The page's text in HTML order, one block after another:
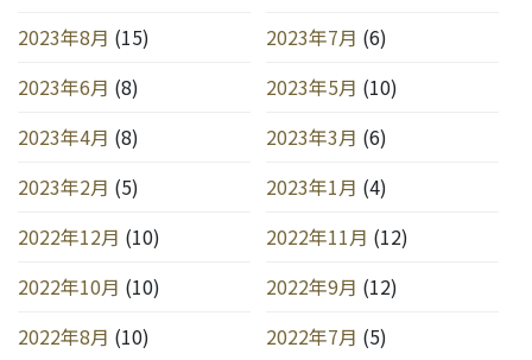
2023年8月 (15) 2023年7月 (6)
2023年6月 (8) 2023年5月 (10)
2023年4月 (8) 2023年3月 (6)
2023年2月 (5) 2023年1月 (4)
2022年12月 (10) 2022年11月 (12)
2022年10月 (10) 2022年9月 (12)
2022年8月 (10) 2022年7月 (5)